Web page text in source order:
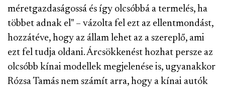
méretgazdaságossá és így olcsóbbá a termelés, ha
többet adnak el" – vázolta fel ezt az ellentmondást,
hozzátéve, hogy az állam lehet az a szereplő, ami
ezt fel tudja oldani. Árcsökkenést hozhat persze az
olcsóbb kínai modellek megjelenése is, ugyanakkor
Rózsa Tamás nem számít arra, hogy a kínai autók